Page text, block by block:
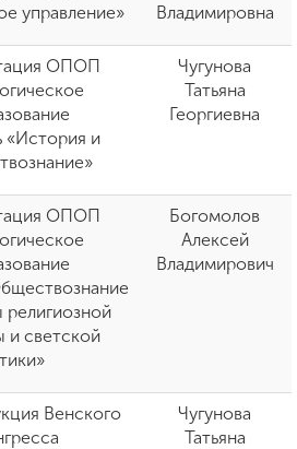
управление»
Владимировна
ОПОП
«История и
»
Чугунова
Татьяна
Георгиевна
ОПОП
и светской
»
Богомолов
Алексей
Владимирович
Венского
Чугунова
Татьяна